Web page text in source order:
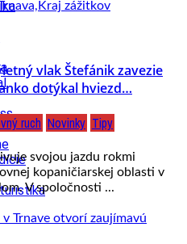
vlak Štefánik zavezie
dotýkal hviezd…
ruch Novinky Tipy
svojou jazdu rokmi
kopaničiarskej oblasti v
V spoločnosti ...